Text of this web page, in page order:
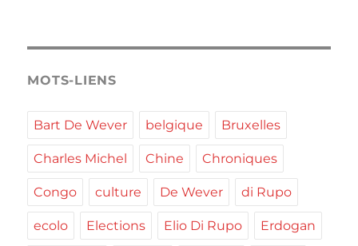
MOTS-LIENS
Bart De Wever belgique Bruxelles
Charles Michel Chine Chroniques
Congo culture De Wever di Rupo
ecolo Elections Elio Di Rupo Erdogan